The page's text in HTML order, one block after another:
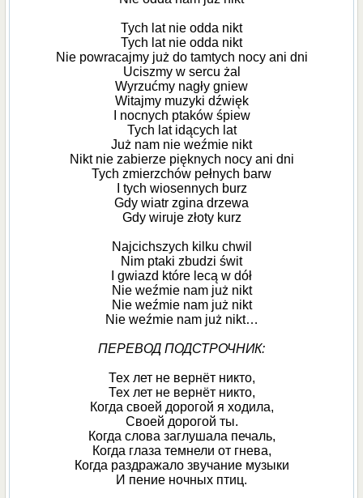
Tych lat nie odda nikt
Tych lat nie odda nikt
Nie powracajmy już do tamtych nocy ani dni
Uciszmy w sercu żal
Wyrzućmy nagły gniew
Witajmy muzyki dźwięk
I nocnych ptaków śpiew
Tych lat idących lat
Już nam nie weźmie nikt
Nikt nie zabierze pięknych nocy ani dni
Tych zmierzchów pełnych barw
I tych wiosennych burz
Gdy wiatr zgina drzewa
Gdy wiruje złoty kurz
Najcichszych kilku chwil
Nim ptaki zbudzi świt
I gwiazd które lecą w dół
Nie weźmie nam już nikt
Nie weźmie nam już nikt
Nie weźmie nam już nikt…
ПЕРЕВОД ПОДСТРОЧНИК:
Тех лет не вернёт никто,
Тех лет не вернёт никто,
Когда своей дорогой я ходила,
Своей дорогой ты.
Когда слова заглушала печаль,
Когда глаза темнели от гнева,
Когда раздражало звучание музыки
И пение ночных птиц.